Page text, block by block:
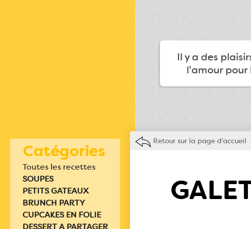
Il y a des
l'amour pour
Catégories
Toutes les recettes
SOUPES
PETITS GATEAUX
BRUNCH PARTY
CUPCAKES EN FOLIE
DESSERT A PARTAGER
Retour sur la page d'accueil